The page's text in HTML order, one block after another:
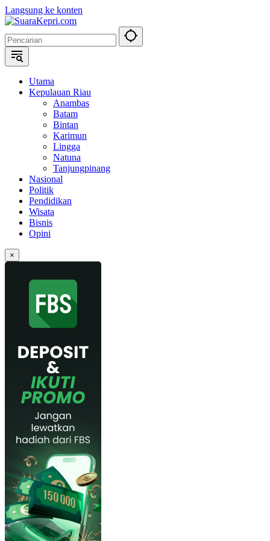
Langsung ke konten
Utama
Kepulauan Riau
Anambas
Batam
Bintan
Karimun
Lingga
Natuna
Tanjungpinang
Nasional
Politik
Pendidikan
Wisata
Bisnis
Opini
×